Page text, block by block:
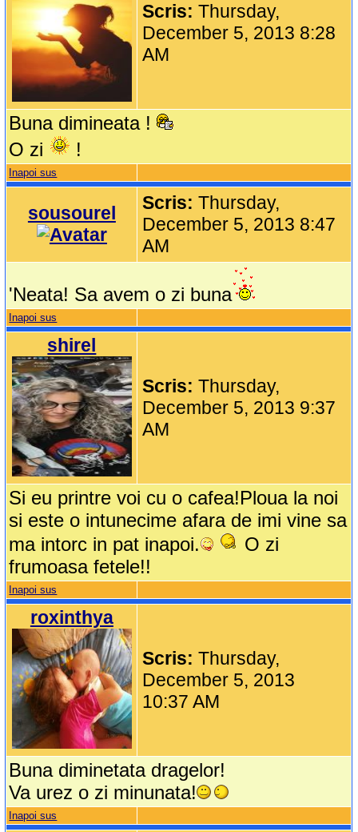
Scris:Thursday,
December 5, 2013 8:28
AM
Buna dimineata !
O zi
!
Inapoi sus
sousourel Scris:Thursday,
December 5, 2013 8:47
AM
'Neata! Sa avem o zi buna
Inapoi sus
shirel
Scris:Thursday,
December 5, 2013 9:37
AM
Si eu printre voi cu o cafea!Ploua la noi
si este o intunecime afara de imi vine sa
ma intorc in pat inapoi.
O zi
frumoasa fetele!!
Inapoi sus
roxinthya
Scris:Thursday,
December 5, 2013
10:37 AM
Buna diminetata dragelor!
Va urez o zi minunata!
Inapoi sus